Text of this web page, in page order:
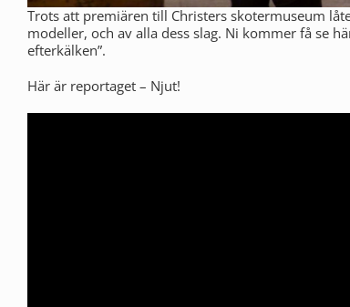
Trots att premiären till Christers skotermuseum
modeller, och av alla dess slag. Ni kommer få se
efterkälken”.
Här är reportaget – Njut!